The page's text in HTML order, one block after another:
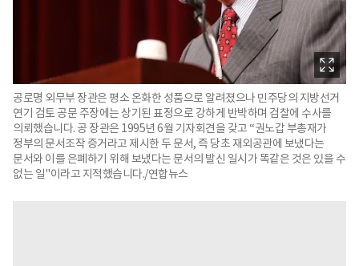
공로명 외무부 장관은 평소 온화한 성품으로 알려졌으나 민주당의 지방선거
연기 검토 공문 주장에는 상기된 표정으로 강하게 반박하며 검찰에 수사를
의뢰했습니다. 공 장관은 1995년 6월 기자회견을 갖고 “권노갑 부총재가
정부의 문서조작 증거라고 제시한 두 문서, 즉 당초 재외공관에 보냈다는
문서와 이를 은폐하기 위해 보냈다는 문서의 발신 일시가 똑같은 것은 있을 수
없는 일"이라고 지적했습니다./연합뉴스